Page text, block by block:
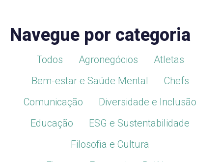
Navegue por categoria
Todos Agronegócios
Atletas
Bem-estar e Saúde Mental
Chefs
Comunicação
Diversidade e Inclusão
Educação
ESG e Sustentabilidade
Filosofia e Cultura